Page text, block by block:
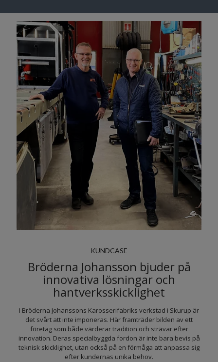
KUNDCASE
Bröderna Johansson bjuder på
innovativa lösningar och
hantverksskicklighet
I Bröderna Johanssons Karosserifabriks verkstad i Skurup är
det svårt att inte imponeras. Här framträder bilden av ett
företag som både värderar tradition och strävar efter
innovation. Deras specialbyggda fordon är inte bara bevis på
teknisk skicklighet, utan också på en förmåga att anpassa sig
efter kundernas unika behov.